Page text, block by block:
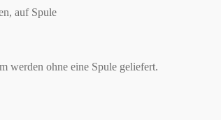
auf Spule
werden ohne eine Spule geliefert.